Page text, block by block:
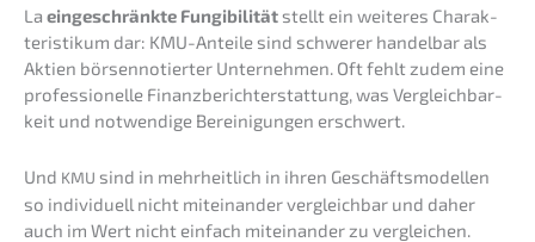
La einge­schränk­te Fungi­bi­li­tätstellt ein weite­res Charak­
te­ris­ti­kum dar: KMU-Antei­le sind schwe­rer handel­bar als
Aktien börsen­no­tier­ter Unter­neh­men. Oft fehlt zudem eine
profes­sio­nel­le Finanz­be­richt­erstat­tung, was Vergleich­bar­
keit und notwen­di­ge Berei­ni­gun­gen erschwert.
Und KMU sind in mehrheit­lich in ihren Geschäfts­mo­del­len
so indivi­du­ell nicht mitein­an­der vergleich­bar und daher
auch im Wert nicht einfach mitein­an­der zu vergleichen.